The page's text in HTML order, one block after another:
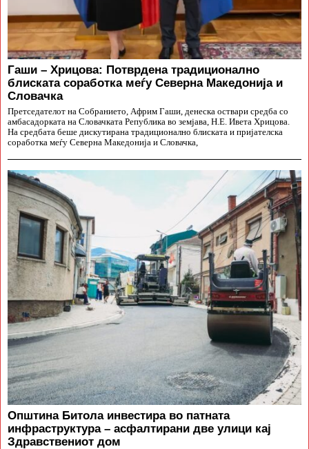
Гаши – Хрицова: Потврдена традиционално
блиската соработка меѓу Северна Македонија и
Словачка
Претседателот на Собранието, Африм Гаши, денеска оствари средба со
амбасадорката на Словачката Република во земјава, Н.Е. Ивета Хрицова.
На средбата беше дискутирана традиционално блиската и пријателска
соработка меѓу Северна Македонија и Словачка,
Општина Битола инвестира во патната
инфраструктура – асфалтирани две улици кај
Здравствениот дом